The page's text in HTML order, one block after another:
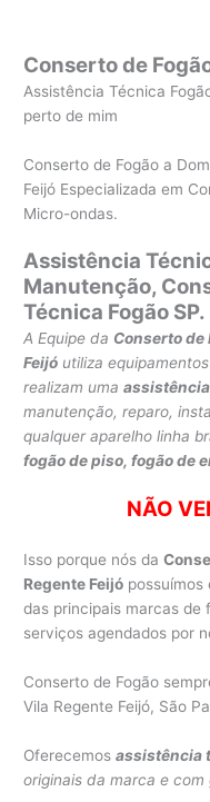
Conserto de
Assistência Técnica
perto de mim
Conserto de Fogão a
Feijó Especializada em
Micro-ondas.
Assistência
Manutenção,
Técnica Fogão SP.
A Equipe da Conserto de
Feijó utiliza
realizam uma
manutenção, reparo,
qualquer aparelho linha
fogão de piso, fogão de
NÃO
Isso porque nós da
Regente Feijó possuímos
das principais marcas de
serviços agendados por
Conserto de Fogão
Vila Regente Feijó, São
Oferecemosassistência
originais da marca e